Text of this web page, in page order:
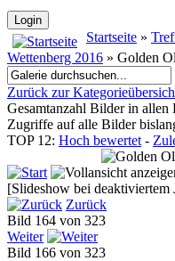
Startseite »
Wettenberg 2016 » Golden
Zurück zur
Gesamtanzahl Bilder in allen
Zugriffe auf alle Bilder
TOP 12: Hoch bewertet -
[Slideshow bei deaktiviertem
Zurück
Bild 164 von 323
Weiter
Bild 166 von 323